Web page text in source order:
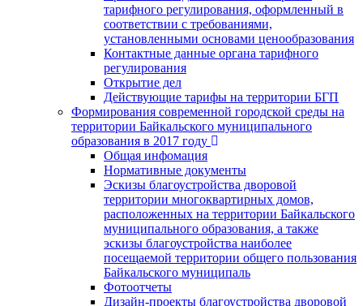
тарифного регулирования, оформленный в
соответствии с требованиями,
установленными основами ценообразования
Контактные данные органа тарифного
регулирования
Открытие дел
Действующие тарифы на территории БГП
Формирования современной городской среды на
территории Байкальского муниципального
образования в 2017 году
Общая инфомация
Нормативные документы
Эскизы благоустройства дворовой
территории многоквартирных домов,
расположенных на территории Байкальского
муниципального образования, а также
эскизы благоустройства наиболее
посещаемой территории общего пользования
Байкальского муниципаль
Фотоотчеты
Дизайн-проекты благоустройства дворовой